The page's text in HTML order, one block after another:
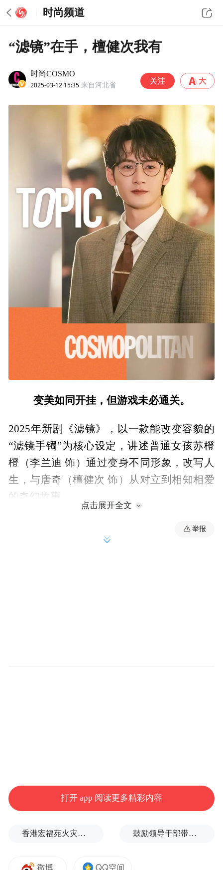
时尚频道
“滤镜”在手，檀健次我有
时尚COSMO
2025-03-12 15:35 来自河北省
变美如同开挂，但游戏未必通关。
2025年新剧《滤镜》，以一款能改变容貌的
“滤镜手镯”为核心设定，讲述普通女孩苏橙
橙（李兰迪 饰）通过变身不同形象，改写人
生，与唐奇（檀健次 饰）从对立到相知相爱
的奇幻故事。
若以科学视角深挖，剧中荒诞情节恰恰揭示
了容貌焦虑、身份认同、职场博弈等现实议
中的故事就不仅仅是“偶像爱情”，很可能也
点击展开全文
举报
打开 app 阅读更多精彩内容
香港宏福苑火灾跨部门调查最终报告：大火或由烟头引起 鼓励领导干部带头休假之后又撤回文件，到底什么意思嘛？